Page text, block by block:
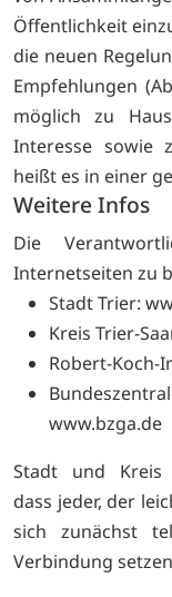
Öffentlichkeit
die neuen
Empfehlungen
möglich zu
Interesse sowie
heißt es in einer
Weitere Infos
Die
Internetseiten zu
Stadt Trier:
Kreis Trier-
Robert-Koch-
www.bzga.de
Stadt und Kreis
dass jeder, der
sich zunächst
Verbindung